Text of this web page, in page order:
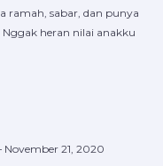
ramah, sabar, dan punya
heran nilai anakku
November 21, 2020